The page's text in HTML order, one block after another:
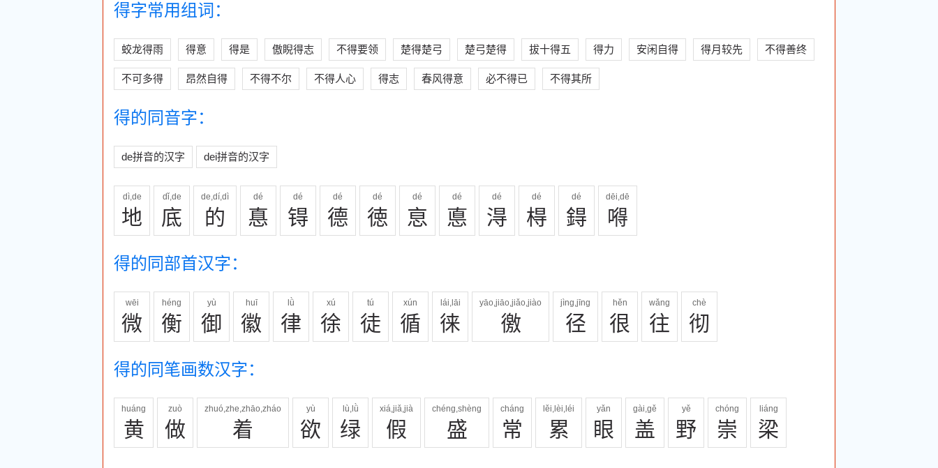
得字常用组词：
蛟龙得雨 得意 得是 傲睨得志 不得要领 楚得楚弓 楚弓楚得 拔十得五 得力 安闲自得 得月较先 不得善终
不可多得 昂然自得 不得不尔 不得人心 得志 春风得意 必不得已 不得其所
得的同音字：
de拼音的汉字 dei拼音的汉字
dì,de
地
dǐ,de
底
de,dí,dì
的
dé
惪
dé
锝
dé
德
dé
徳
dé
恴
dé
悳
dé
淂
dé
棏
dé
鍀
dēi,dē
嘚
得的同部首汉字：
wēi
微
héng
衡
yù
御
huī
徽
lǜ
律
xú
徐
tú
徒
xún
循
lái,lāi
徕
yāo,jiāo,jiǎo,jiào
徼
jìng,jīng
径
hěn
很
wǎng
往
chè
彻
得的同笔画数汉字：
huáng
黄
zuò
做
zhuó,zhe,zhāo,zháo
着
yù
欲
lù,lǜ
绿
xiá,jiǎ,jià
假
chéng,shèng
盛
cháng
常
lěi,lèi,léi
累
yǎn
眼
gài,gě
盖
yě
野
chóng
崇
liáng
梁